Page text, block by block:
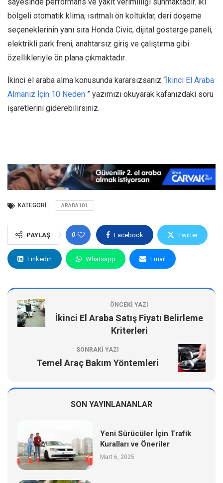
sayesinde performans ve yakıt verimliliği sunmaktadır. İki
bölgeli otomatik klima, ısıtmalı ön koltuklar, deri döşeme
seçeneklerinin yanı sıra Honda Civic, dijital gösterge paneli,
elektrikli park freni, anahtarsız giriş ve çalıştırma gibi
özellikleriyle ön plana çıkmaktadır.
İkinci el araba alma konusunda kararsızsanız “İkinci El Araba
Almanız İçin 10 Neden ” yazımızı okuyarak kafanızdaki soru
işaretlerini giderebilirsiniz.
KATEGORI: ARABA101
PAYLAŞ 0 Facebook Twitter
Linkedin Whatsapp Email
ÖNCEKI YAZI
İkinci El Araba Satış Fiyatı Belirleme
Kriterleri
SONRAKI YAZI
Temel Araç Bakım Yöntemleri
SON YAYINLANANLAR
Yeni Sürücüler İçin Trafik
Kuralları ve Öneriler
Mart 6, 2025